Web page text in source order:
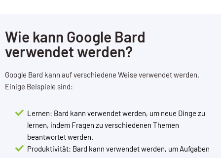
Wie kann Google Bard
verwendet werden?
Google Bard kann auf verschiedene Weise verwendet werden.
Einige Beispiele sind:
Lernen: Bard kann verwendet werden, um neue Dinge zu
lernen, indem Fragen zu verschiedenen Themen
beantwortet werden.
Produktivität: Bard kann verwendet werden, um Aufgaben